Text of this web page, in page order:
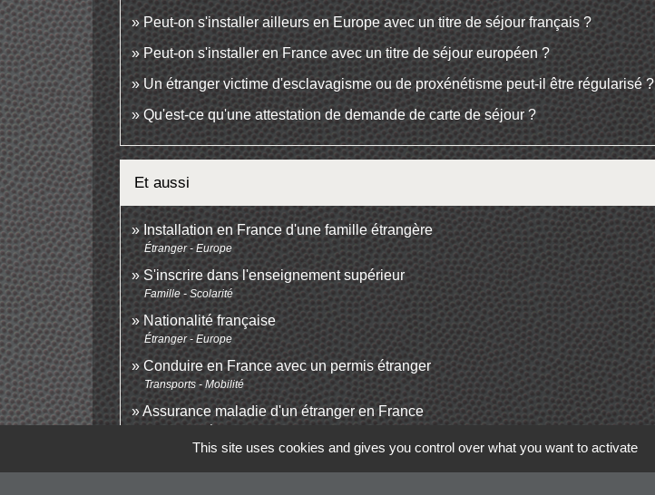
Peut-on s'installer ailleurs en Europe avec un titre de séjour français ?
Peut-on s'installer en France avec un titre de séjour européen ?
Un étranger victime d'esclavagisme ou de proxénétisme peut-il être régularisé ?
Qu'est-ce qu'une attestation de demande de carte de séjour ?
Et aussi
Installation en France d'une famille étrangère
Étranger - Europe
S'inscrire dans l'enseignement supérieur
Famille - Scolarité
Nationalité française
Étranger - Europe
Conduire en France avec un permis étranger
Transports - Mobilité
Assurance maladie d'un étranger en France
Social - Santé
Argent - Impôts - Consommation
This site uses cookies and gives you control over what you want to activate